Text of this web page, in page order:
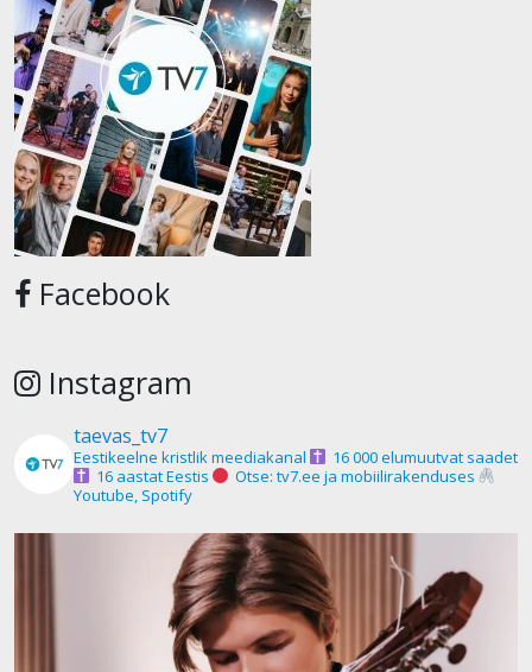
Facebook
Instagram
taevas_tv7
Eestikeelne kristlik meediakanal
16 000 elumuutvat saadet
16 aastat Eestis
Otse: tv7.ee ja mobiilirakenduses
Youtube, Spotify